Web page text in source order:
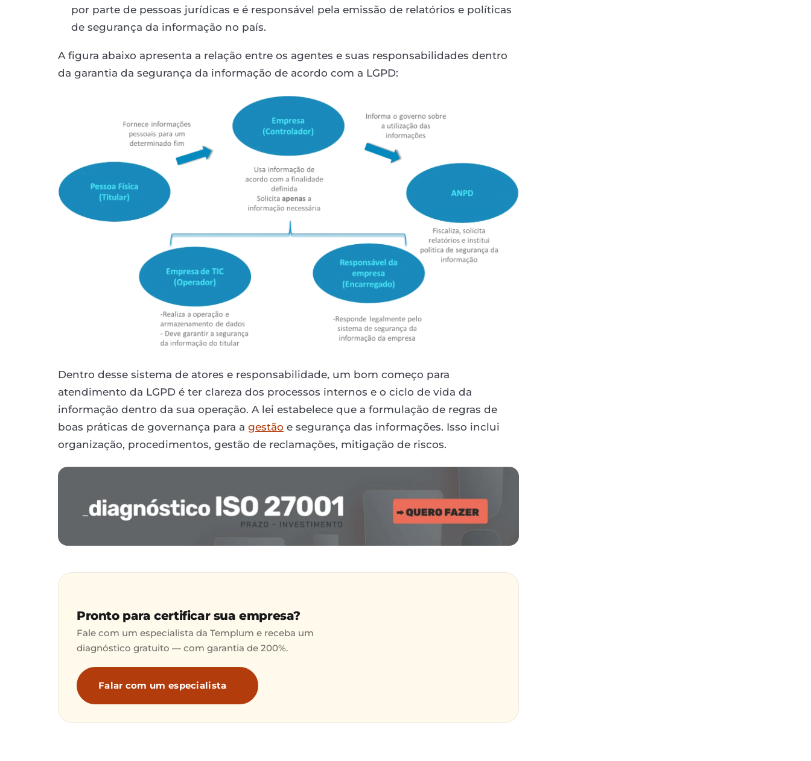
por parte de pessoas jurídicas e é responsável pela emissão de relatórios e políticas
de segurança da informação no país.
A figura abaixo apresenta a relação entre os agentes e suas responsabilidades dentro
da garantia da segurança da informação de acordo com a LGPD:
Dentro desse sistema de atores e responsabilidade, um bom começo para
atendimento da LGPD é ter clareza dos processos internos e o ciclo de vida da
informação dentro da sua operação. A lei estabelece que a formulação de regras de
boas práticas de governança para a gestão e segurança das informações. Isso inclui
organização, procedimentos, gestão de reclamações, mitigação de riscos.
Pronto para certificar sua empresa?
Fale com um especialista da Templum e receba um
diagnóstico gratuito — com garantia de 200%.
Falar com um especialista